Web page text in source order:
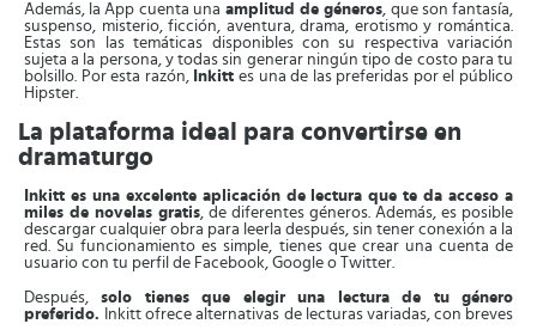
Además, la App cuenta una amplitud de géneros, que son fantasía,
suspenso, misterio, ficción, aventura, drama, erotismo y romántica.
Estas son las temáticas disponibles con su respectiva variación
sujeta a la persona, y todas sin generar ningún tipo de costo para tu
bolsillo. Por esta razón, Inkitt es una de las preferidas por el público
Hipster.
La plataforma ideal para convertirse en
dramaturgo
Inkitt es una excelente aplicación de lectura que te da acceso a
miles de novelas gratis, de diferentes géneros. Además, es posible
descargar cualquier obra para leerla después, sin tener conexión a la
red. Su funcionamiento es simple, tienes que crear una cuenta de
usuario con tu perfil de Facebook, Google o Twitter.
Después, solo tienes que elegir una lectura de tu género
preferido.
Inkitt ofrece alternativas de lecturas variadas, con breves